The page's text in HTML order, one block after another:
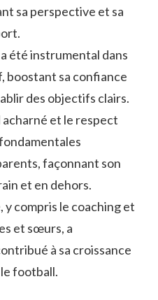
sa perspective et sa
été instrumental dans
boostant sa confiance
des objectifs clairs.
acharné et le respect
façonnant son
et en dehors.
y compris le coaching et
et sœurs, a
à sa croissance
football.